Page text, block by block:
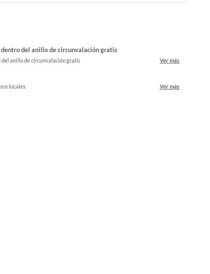
del anillo de circunvalación gratis
del anillo de circunvalación gratis Ver más
locales Ver más